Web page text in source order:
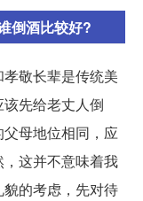
倒酒比较好?
敬长辈是传统美
先给老丈人倒
母地位相同，应
这并不意味着我
的考虑，先对待